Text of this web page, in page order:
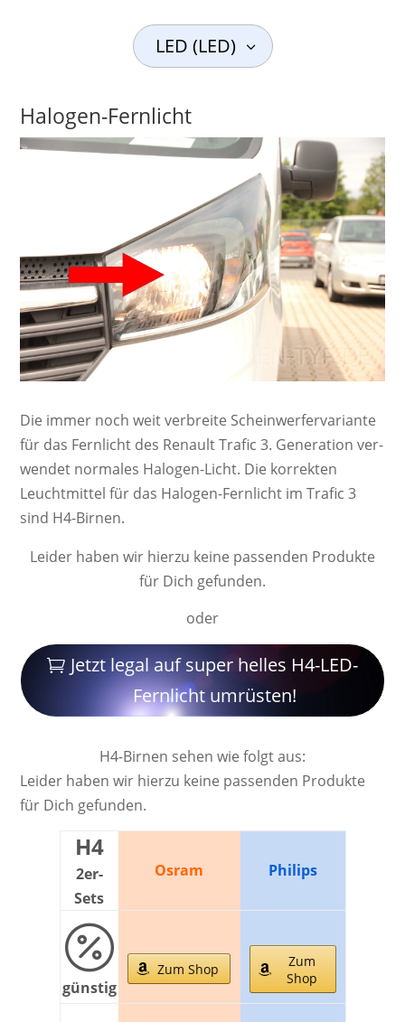
LED (LED)
Halogen-Fernlicht
Die immer noch weit ver­breite Schein­werf­er­va­ri­ante
für das Fernlicht des Renault Trafic 3. Ge­ne­ra­ti­on ver­
wendet nor­ma­les Ha­lo­gen-Licht. Die kor­rek­ten
Leucht­mittel für das Halogen-Fernlicht im Trafic 3
sind H4-Birnen.
Leider haben wir hierzu keine passenden Produkte
für Dich gefunden.
oder
Jetzt legal auf super helles H4-LED-
Fernlicht umrüsten!
H4-Birnen sehen wie folgt aus:
Leider haben wir hierzu keine passenden Produkte
für Dich gefunden.
H4
2er-
Sets
Osram Philips

günstig
Zum Shop
Zum
Shop